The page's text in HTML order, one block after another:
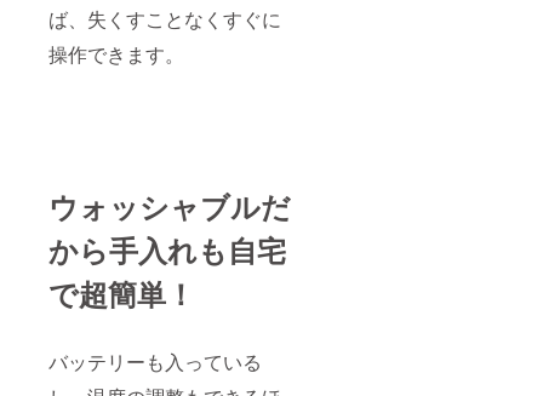
ば、失くすことなくすぐに
操作できます。
ウォッシャブルだ
から手入れも自宅
で超簡単！
バッテリーも入っている